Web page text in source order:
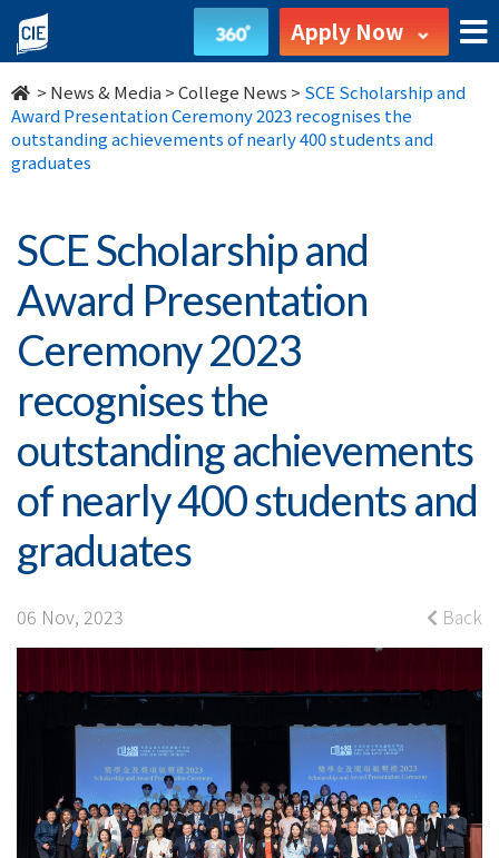
SCE
Scholarship
and
Award
Ceremony
2023
recognises
the
outstanding
achievements
of
400
students
graduates
Apply Now
> News & Media >College News > SCE Scholarship and
Award Presentation Ceremony 2023 recognises the
outstanding achievements of nearly 400 students and
graduates
SCE Scholarship and
Award Presentation
Ceremony 2023
recognises the
outstanding achievements
of nearly 400 students and
graduates
06 Nov, 2023 Back